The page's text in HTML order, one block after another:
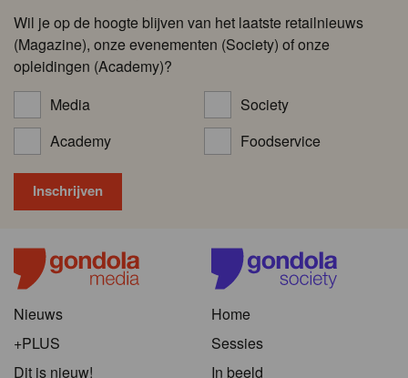
Wil je op de hoogte blijven van het laatste retailnieuws
(Magazine), onze evenementen (Society) of onze
opleidingen (Academy)?
Media
Society
Academy
Foodservice
Nieuws
+PLUS
Dit is nieuw!
Home
Sessies
In beeld